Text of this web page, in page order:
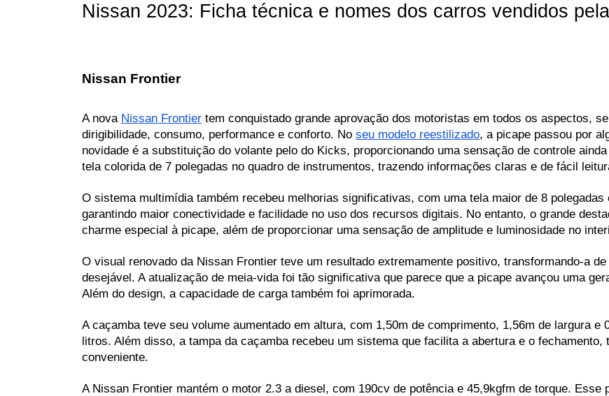
Nissan 2023: Ficha técnica e nomes dos carros vendidos
Nissan Frontier
A nova Nissan Frontier tem conquistado grande aprovação dos motoristas em todos os aspectos,
dirigibilidade, consumo, performance e conforto. No seu modelo reestilizado, a picape passou por
novidade é a substituição do volante pelo do Kicks, proporcionando uma sensação de controle
tela colorida de 7 polegadas no quadro de instrumentos, trazendo informações claras e de fácil
O sistema multimídia também recebeu melhorias significativas, com uma tela maior de 8
garantindo maior conectividade e facilidade no uso dos recursos digitais. No entanto, o grande
charme especial à picape, além de proporcionar uma sensação de amplitude e luminosidade no
O visual renovado da Nissan Frontier teve um resultado extremamente positivo, transformando-a
desejável. A atualização de meia-vida foi tão significativa que parece que a picape avançou uma
Além do design, a capacidade de carga também foi aprimorada.
A caçamba teve seu volume aumentado em altura, com 1,50m de comprimento, 1,56m de largura
litros. Além disso, a tampa da caçamba recebeu um sistema que facilita a abertura e o
conveniente.
A Nissan Frontier mantém o motor 2.3 a diesel, com 190cv de potência e 45,9kgfm de torque. Esse